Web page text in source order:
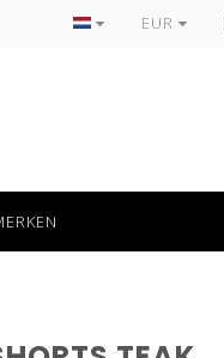
Tot 30 dagen kan jouw
EUR